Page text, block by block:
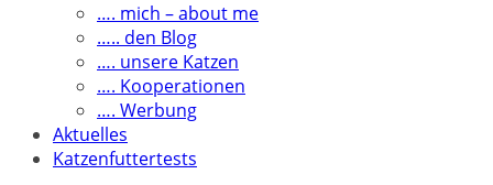
…. mich – about me
….. den Blog
…. unsere Katzen
…. Kooperationen
…. Werbung
Aktuelles
Katzenfuttertests